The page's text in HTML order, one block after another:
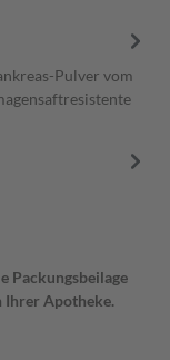
Pulver vom
Packungsbeilage
Ihrer Apotheke.